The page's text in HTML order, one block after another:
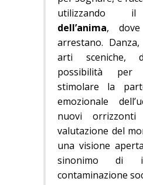
dell’anima,
arrestano.
arti sceniche,
possibilità per
stimolare la
emozionale
nuovi
valutazione del
una visione
sinonimo di
contaminazione